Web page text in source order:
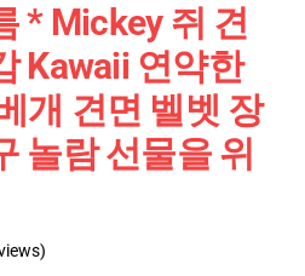
* Mickey 쥐 견
Kawaii 연약한
개 견면 벨벳 장
놀람 선물을 위